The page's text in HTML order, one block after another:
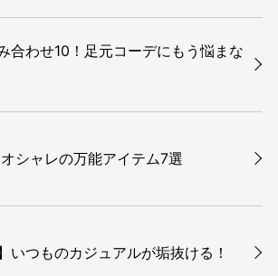
合わせ10！足元コーデにもう悩まな
シャレの万能アイテム7選
つものカジュアルが垢抜ける！